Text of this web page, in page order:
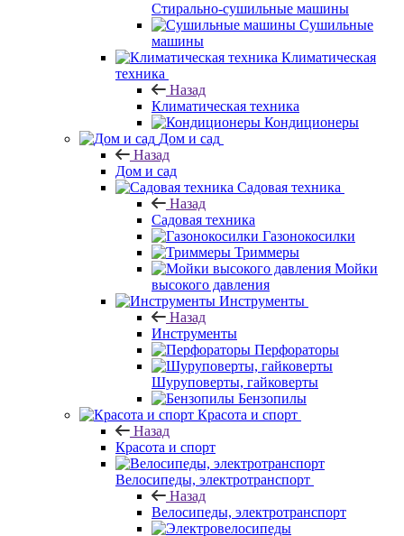
Стирально-сушильные машины
Сушильные
машины
Климатическая
техника
Назад
Климатическая техника
Кондиционеры
Дом и сад
Назад
Дом и сад
Садовая техника
Назад
Садовая техника
Газонокосилки
Триммеры
Мойки
высокого давления
Инструменты
Назад
Инструменты
Перфораторы
Шуруповерты, гайковерты
Бензопилы
Красота и спорт
Назад
Красота и спорт
Велосипеды, электротранспорт
Назад
Велосипеды, электротранспорт